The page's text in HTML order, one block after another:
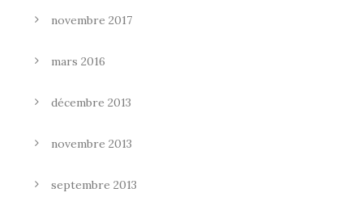
novembre 2017
mars 2016
décembre 2013
novembre 2013
septembre 2013